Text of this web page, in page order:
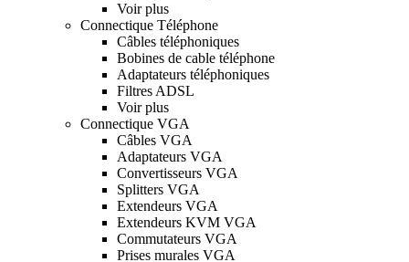
Voir plus
Connectique Téléphone
Câbles téléphoniques
Bobines de cable téléphone
Adaptateurs téléphoniques
Filtres ADSL
Voir plus
Connectique VGA
Câbles VGA
Adaptateurs VGA
Convertisseurs VGA
Splitters VGA
Extendeurs VGA
Extendeurs KVM VGA
Commutateurs VGA
Prises murales VGA